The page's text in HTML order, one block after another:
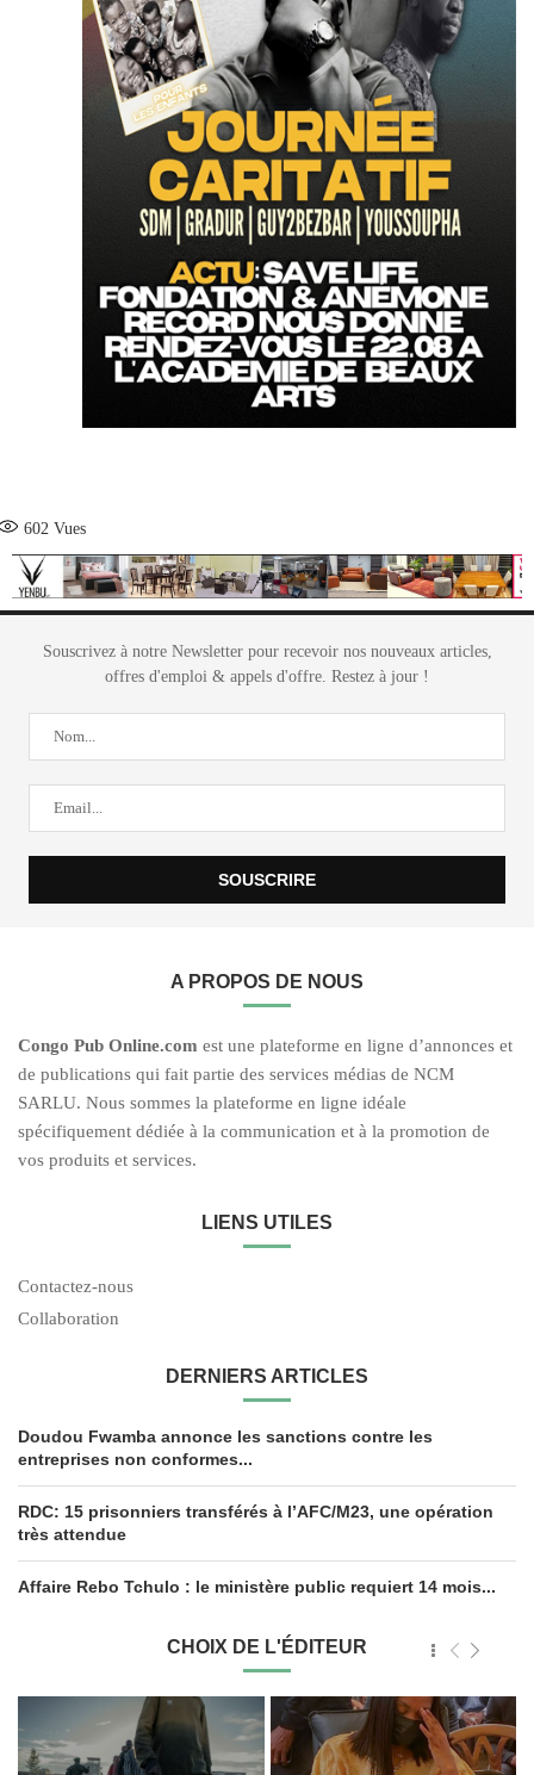
602 Vues
Souscrivez à notre Newsletter pour recevoir nos nouveaux articles,
offres d'emploi & appels d'offre. Restez à jour !
A PROPOS DE NOUS
Congo Pub Online.com est une plateforme en ligne d’annonces et
de publications qui fait partie des services médias de NCM
SARLU. Nous sommes la plateforme en ligne idéale
spécifiquement dédiée à la communication et à la promotion de
vos produits et services.
LIENS UTILES
Contactez-nous
Collaboration
DERNIERS ARTICLES
Doudou Fwamba annonce les sanctions contre les
entreprises non conformes...
RDC: 15 prisonniers transférés à l’AFC/M23, une opération
très attendue
Affaire Rebo Tchulo : le ministère public requiert 14 mois...
CHOIX DE L'ÉDITEUR